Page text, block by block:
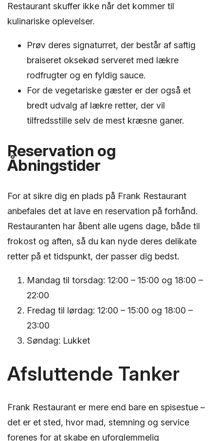
Restaurant skuffer ikke når det kommer til
kulinariske oplevelser.
Prøv deres signaturret, der består af saftig
braiseret oksekød serveret med lækre
rodfrugter og en fyldig sauce.
For de vegetariske gæster er der også et
bredt udvalg af lækre retter, der vil
tilfredsstille selv de mest kræsne ganer.
Reservation og
Åbningstider
For at sikre dig en plads på Frank Restaurant
anbefales det at lave en reservation på forhånd.
Restauranten har åbent alle ugens dage, både til
frokost og aften, så du kan nyde deres delikate
retter på et tidspunkt, der passer dig bedst.
Mandag til torsdag: 12:00 – 15:00 og 18:00 –
22:00
Fredag til lørdag: 12:00 – 15:00 og 18:00 –
23:00
Søndag: Lukket
Afsluttende Tanker
Frank Restaurant er mere end bare en spisestue –
det er et sted, hvor mad, stemning og service
forenes for at skabe en uforglemmelig